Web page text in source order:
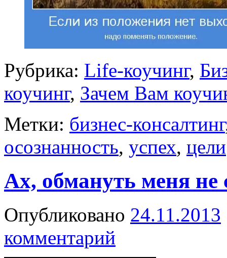
Рубрика: Life-коучинг,
коучинг, Зачем Вам
Метки: бизнес-консалтинг
осознанность, успех, цели
Ах, обмануть меня
Опубликовано 24.11.2013
комментарий